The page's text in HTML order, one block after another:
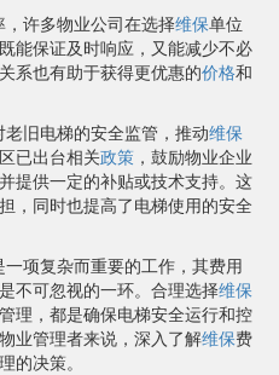
，许多物业公司在选择维保单位
能保证及时响应，又能减少不必
系也有助于获得更优惠的价格和
旧电梯的安全监管，推动维保
已出台相关政策 ，鼓励物业企业
提供一定的补贴或技术支持。这
，同时也提高了电梯使用的安全
一项复杂而重要的工作，其费用
不可忽视的一环。合理选择维保
理，都是确保电梯安全运行和控
业管理者来说，深入了解维保费
的决策。